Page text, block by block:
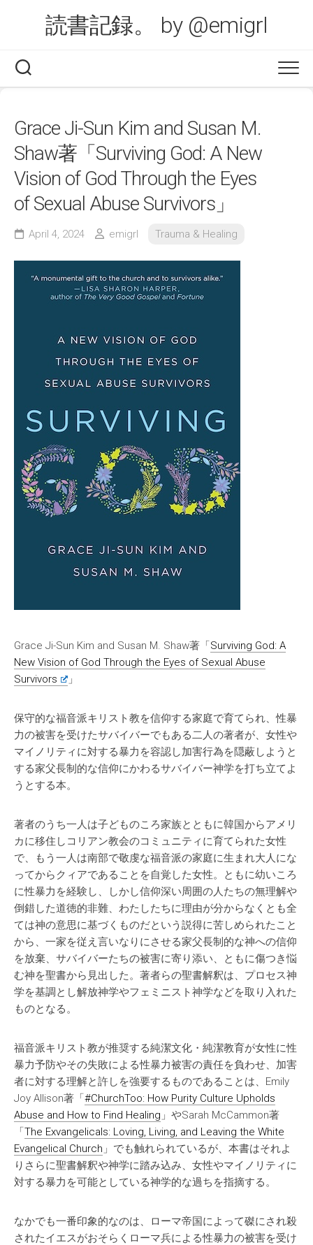
読書記録。 by @emigrl
Grace Ji-Sun Kim and Susan M.
Shaw著「Surviving God: A New
Vision of God Through the Eyes
of Sexual Abuse Survivors」
April 4, 2024 emigrl Trauma & Healing
Grace Ji-Sun Kim and Susan M. Shaw著「Surviving God: A
New Vision of God Through the Eyes of Sexual Abuse
Survivors
」
保守的な福音派キリスト教を信仰する家庭で育てられ、性暴
力の被害を受けたサバイバーでもある二人の著者が、女性や
マイノリティに対する暴力を容認し加害行為を隠蔽しようと
する家父長制的な信仰にかわるサバイバー神学を打ち立てよ
うとする本。
著者のうち一人は子どものころ家族とともに韓国からアメリ
カに移住しコリアン教会のコミュニティに育てられた女性
で、もう一人は南部で敬虔な福音派の家庭に生まれ大人にな
ってからクィアであることを自覚した女性。ともに幼いころ
に性暴力を経験し、しかし信仰深い周囲の人たちの無理解や
倒錯した道徳的非難、わたしたちに理由が分からなくとも全
ては神の意思に基づくものだという説得に苦しめられたこと
から、一家を従え言いなりにさせる家父長制的な神への信仰
を放棄、サバイバーたちの被害に寄り添い、ともに傷つき悩
む神を聖書から見出した。著者らの聖書解釈は、プロセス神
学を基調とし解放神学やフェミニスト神学などを取り入れた
ものとなる。
福音派キリスト教が推奨する純潔文化・純潔教育が女性に性
暴力予防やその失敗による性暴力被害の責任を負わせ、加害
者に対する理解と許しを強要するものであることは、Emily
Joy Allison著「#ChurchToo: How Purity Culture Upholds
Abuse and How to Find Healing 」やSarah McCammon著
「The Exvangelicals: Loving, Living, and Leaving the White
Evangelical Church 」でも触れられているが、本書はそれよ
りさらに聖書解釈や神学に踏み込み、女性やマイノリティに
対する暴力を可能としている神学的な過ちを指摘する。
なかでも一番印象的なのは、ローマ帝国によって磔にされ殺
されたイエスがおそらくローマ兵による性暴力の被害を受け